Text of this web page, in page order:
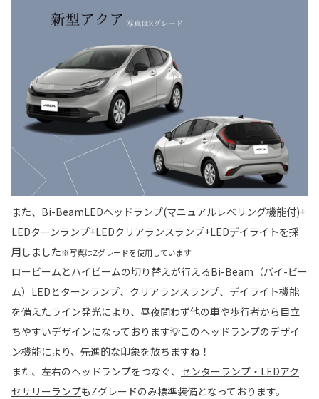
また、Bi-BeamLEDヘッドランプ(マニュアルレベリング機能付)+
LEDターンランプ+LEDクリアランスランプ+LEDデイライトを採
用しました※写真はZグレードを使用しています
ロービームとハイビームの切り替えが行えるBi-Beam（バイ-ビー
ム）LEDとターンランプ、クリアランスランプ、デイライト機能
を備えたライン発光により、昼夜問わず他の車や歩行者から目立
ちやすいデザインになっております💡このヘッドランプのデザイ
ン機能により、先進的な印象を放ちますね！
また、左右のヘッドランプをつなぐ、 センターランプ・LEDアク
セサリーランプもZグレードのみ標準装備となっております。